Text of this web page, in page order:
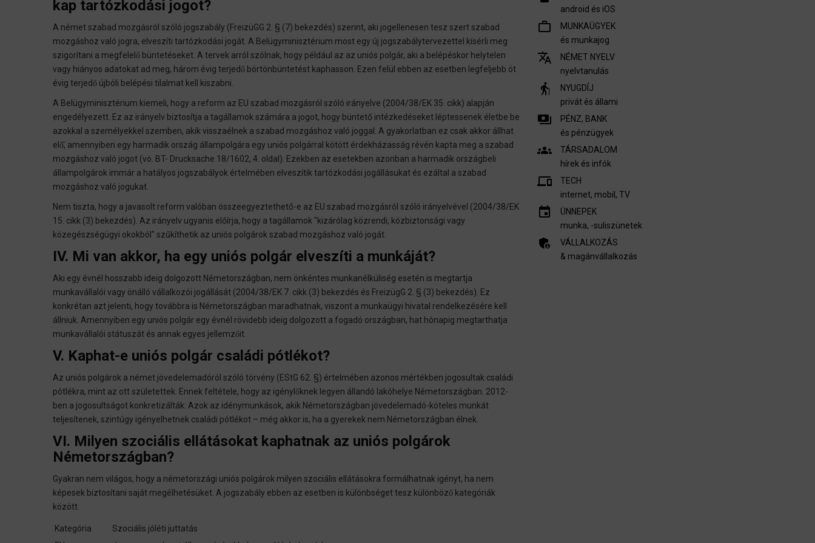
kap tartózkodási jogot?
A német szabad mozgásról szóló jogszabály (FreizüGG 2. § (7) bekezdés) szerint, aki jogellenesen tesz szert szabad
mozgáshoz való jogra, elveszíti tartózkodási jogát. A Belügyminisztérium most egy új jogszabálytervezettel kísérli meg
szigorítani a megfelelő büntetéseket. A tervek arról szólnak, hogy például az az uniós polgár, aki a belépéskor helytelen
vagy hiányos adatokat ad meg, három évig terjedő börtönbüntetést kaphasson. Ezen felül ebben az esetben legfeljebb öt
évig terjedő újbóli belépési tilalmat kell kiszabni.
A Belügyminisztérium kiemeli, hogy a reform az EU szabad mozgásról szóló irányelve (2004/38/EK 35. cikk) alapján
engedélyezett. Ez az irányelv biztosítja a tagállamok számára a jogot, hogy büntető intézkedéseket léptessenek életbe be
azokkal a személyekkel szemben, akik visszaélnek a szabad mozgáshoz való joggal. A gyakorlatban ez csak akkor állhat
elő̋, amennyiben egy harmadik ország állampolgára egy uniós polgárral kötött érdekházasság révén kapta meg a szabad
mozgáshoz való jogot (vö. BT- Drucksache 18/1602, 4. oldal). Ezekben az esetekben azonban a harmadik országbeli
állampolgárok immár a hatályos jogszabályok értelmében elveszítik tartózkodási jogállásukat és ezáltal a szabad
mozgáshoz való jogukat.
Nem tiszta, hogy a javasolt reform valóban összeegyeztethető-e az EU szabad mozgásról szóló irányelvével (2004/38/EK
15. cikk (3) bekezdés). Az irányelv ugyanis előírja, hogy a tagállamok "kizárólag közrendi, közbiztonsági vagy
közegészségügyi okokból" szűkíthetik az uniós polgárok szabad mozgáshoz való jogát.
IV. Mi van akkor, ha egy uniós polgár elveszíti a munkáját?
Aki egy évnél hosszabb ideig dolgozott Németországban, nem önkéntes munkanélküliség esetén is megtartja
munkavállalói vagy önálló vállalkozói jogállását (2004/38/EK 7. cikk (3) bekezdés és FreizügG 2. § (3) bekezdés). Ez
konkrétan azt jelenti, hogy továbbra is Németországban maradhatnak, viszont a munkaügyi hivatal rendelkezésére kell
állniuk. Amennyiben egy uniós polgár egy évnél rövidebb ideig dolgozott a fogadó országban, hat hónapig megtarthatja
munkavállalói státuszát és annak egyes jellemzőit.
V. Kaphat-e uniós polgár családi pótlékot?
Az uniós polgárok a német jövedelemadóról szóló törvény (EStG 62. §) értelmében azonos mértékben jogosultak családi
pótlékra, mint az ott születettek. Ennek feltétele, hogy az igénylőknek legyen állandó lakóhelye Németországban. 2012-
ben a jogosultságot konkretizálták: Azok az idénymunkások, akik Németországban jövedelemadó-köteles munkát
teljesítenek, szintúgy igényelhetnek családi pótlékot – még akkor is, ha a gyerekek nem Németországban élnek.
VI. Milyen szociális ellátásokat kaphatnak az uniós polgárok
Németországban?
Gyakran nem világos, hogy a németországi uniós polgárok milyen szociális ellátásokra formálhatnak igényt, ha nem
képesek biztosítani saját megélhetésüket. A jogszabály ebben az esetben is különbséget tesz különböző kategóriák
között.
Kategória
Szociális jóléti juttatás
android és iOS
work_outline
MUNKAÜGYEK
és munkajog
translate
NÉMET NYELV
nyelvtanulás
elderly
NYUGDÍJ
privát és állami
payments
PÉNZ, BANK
és pénzügyek
groups
TÁRSADALOM
hírek és infók
devices
TECH
internet, mobil, TV​
insert_invitation
ÜNNEPEK
munka, -suliszünetek
admin_panel_settings
VÁLLALKOZÁS
& magánvállalkozás